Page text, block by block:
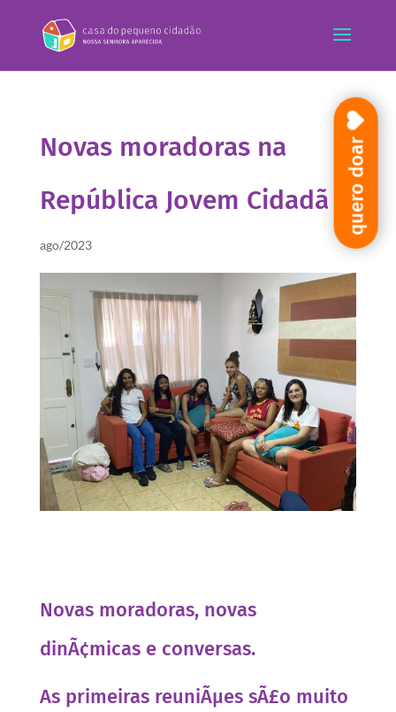
Novas moradoras na
República Jovem Cidadã
ago/2023
Novas moradoras, novas
dinÃ¢micas e conversas.
As primeiras reuniÃµes sÃ£o muito
quero doar